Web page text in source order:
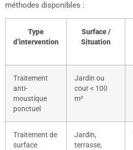
méthodes disponibles :
Type
d’intervention
Surface /
Situation
Traitement
anti-
moustique
ponctuel
Jardin ou
cour < 100
m²
Traitement de
surface
Jardin,
terrasse,